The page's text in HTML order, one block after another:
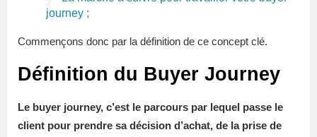
journey ;
Commençons donc par la définition de ce concept clé.
Définition du Buyer Journey
Le buyer journey, c’est le parcours par lequel passe le
client pour prendre sa décision d’achat, de la prise de